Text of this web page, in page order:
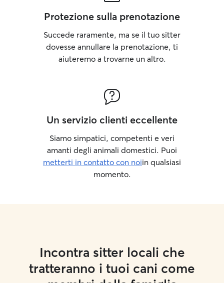
Protezione sulla prenotazione
Succede raramente, ma se il tuo sitter
dovesse annullare la prenotazione, ti
aiuteremo a trovarne un altro.
Un servizio clienti eccellente
Siamo simpatici, competenti e veri
amanti degli animali domestici. Puoi
metterti in contatto con noiin qualsiasi
momento.
Incontra sitter locali che
tratteranno i tuoi cani come